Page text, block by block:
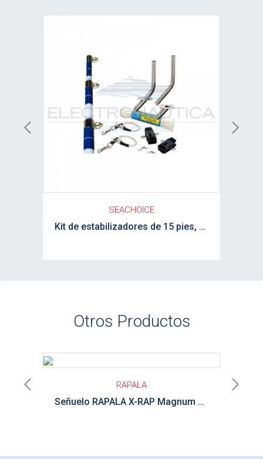
SEACHOICE
Kit de estabilizadores de 15 pies, blanco y azul, completo SEACHOICE
Previous Next
Otros Productos
Ver detalle
RAPALA
Señuelo RAPALA X-RAP Magnum Currican 14 cm
Previous Next